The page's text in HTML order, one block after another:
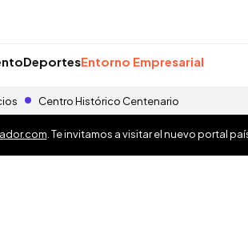
DeportesEntorno Empresarial
Centro Histórico Centenario
. Te invitamos a visitar el nuevo portal